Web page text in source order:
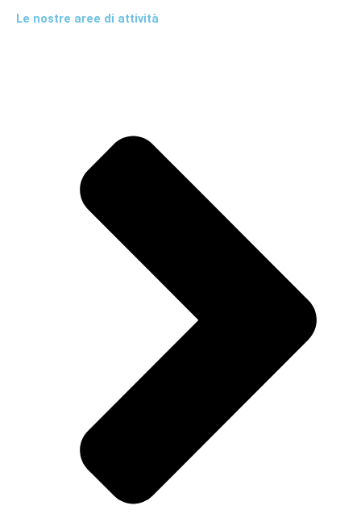
Le nostre aree di attività